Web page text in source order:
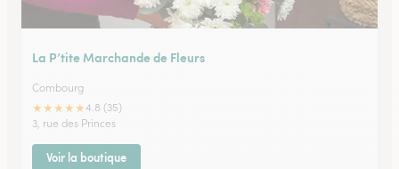
La P’tite Marchande de Fleurs
Combourg
★★★★★4.8 (35)
3, rue des Princes
Voir la boutique